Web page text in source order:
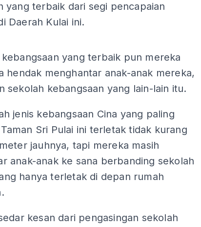
yang terbaik dari segi pencapaian
Daerah Kulai ini.
yang terbaik pun mereka
hendak menghantar anak-anak mereka,
sekolah kebangsaan yang lain-lain itu.
jenis kebangsaan Cina yang paling
Sri Pulai ini terletak tidak kurang
jauhnya, tapi mereka masih
anak-anak ke sana berbanding sekolah
hanya terletak di depan rumah
kesan dari pengasingan sekolah